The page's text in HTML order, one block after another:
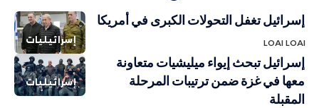
إسرائيليات
إسرائيل تغفل التحولات الكبرى في أمريكا
LOAI LOAI
إسرائيليات
إسرائيل تبحث إيواء ميليشيات متعاونة
معها في غزة ضمن ترتيبات المرحلة
المقبلة